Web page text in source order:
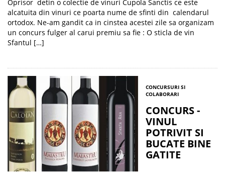
Oprisor detin o colectie de vinuri Cupola Sanctis ce este
alcatuita din vinuri ce poarta nume de sfinti din calendarul
ortodox. Ne-am gandit ca in cinstea acestei zile sa organizam
un concurs fulger al carui premiu sa fie : O sticla de vin
Sfantul […]
CONCURSURI SI
COLABORARI
CONCURS -
VINUL
POTRIVIT SI
BUCATE BINE
GATITE